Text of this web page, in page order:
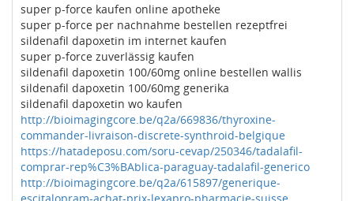
super p-force kaufen online apotheke
super p-force per nachnahme bestellen rezeptfrei
sildenafil dapoxetin im internet kaufen
super p-force zuverlässig kaufen
sildenafil dapoxetin 100/60mg online bestellen wallis
sildenafil dapoxetin 100/60mg generika
sildenafil dapoxetin wo kaufen
http://bioimagingcore.be/q2a/669836/thyroxine-
commander-livraison-discrete-synthroid-belgique
https://hatadeposu.com/soru-cevap/250346/tadalafil-
comprar-rep%C3%BAblica-paraguay-tadalafil-generico
http://bioimagingcore.be/q2a/615897/generique-